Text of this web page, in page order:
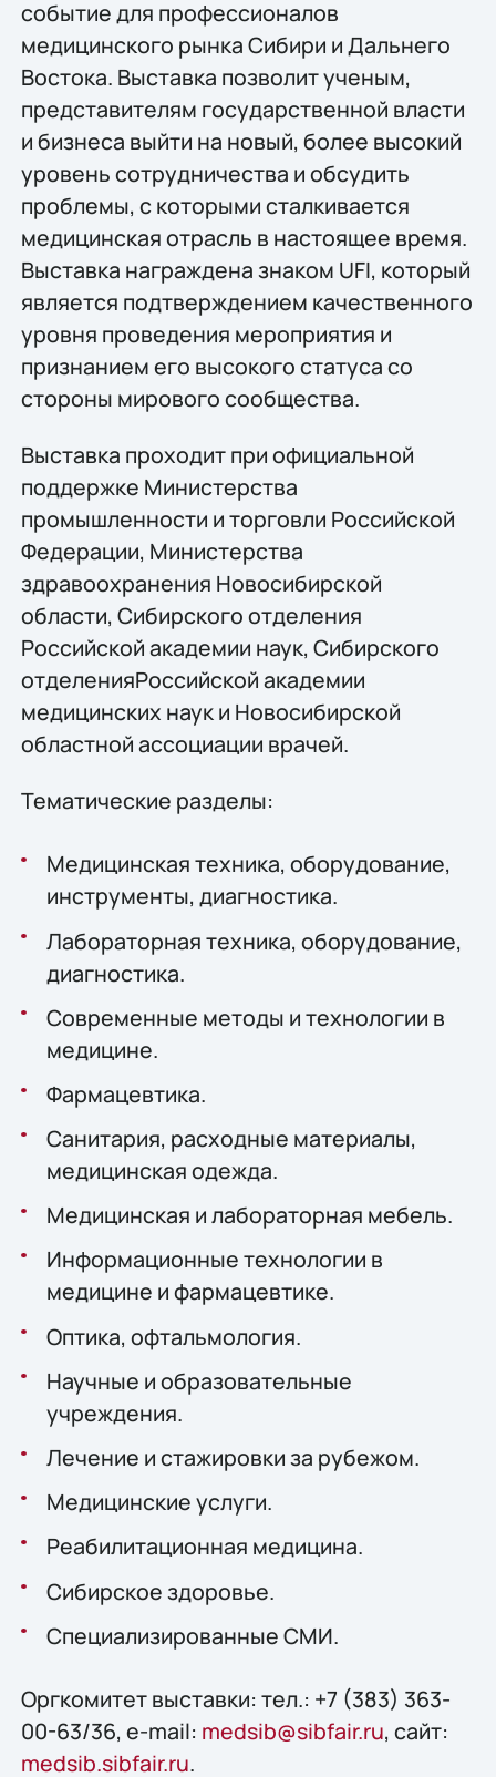
событие для профессионалов
медицинского рынка Сибири и Дальнего
Востока. Выставка позволит ученым,
представителям государственной власти
и бизнеса выйти на новый, более высокий
уровень сотрудничества и обсудить
проблемы, с которыми сталкивается
медицинская отрасль в настоящее время.
Выставка награждена знаком UFI, который
является подтверждением качественного
уровня проведения мероприятия и
признанием его высокого статуса со
стороны мирового сообщества.
Выставка проходит при официальной
поддержке Министерства
промышленности и торговли Российской
Федерации, Министерства
здравоохранения Новосибирской
области, Сибирского отделения
Российской академии наук, Сибирского
отделенияРоссийской академии
медицинских наук и Новосибирской
областной ассоциации врачей.
Тематические разделы:
Медицинская техника, оборудование,
инструменты, диагностика.
Лабораторная техника, оборудование,
диагностика.
Современные методы и технологии в
медицине.
Фармацевтика.
Санитария, расходные материалы,
медицинская одежда.
Медицинская и лабораторная мебель.
Информационные технологии в
медицине и фармацевтике.
Оптика, офтальмология.
Научные и образовательные
учреждения.
Лечение и стажировки за рубежом.
Медицинские услуги.
Реабилитационная медицина.
Сибирское здоровье.
Специализированные СМИ.
Оргкомитет выставки: тел.: +7 (383) 363-
00-63/36, e-mail: medsib@sibfair.ru, сайт:
medsib.sibfair.ru.